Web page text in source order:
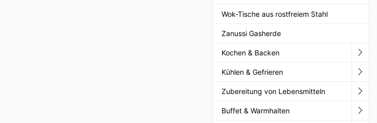
Wok-Tische aus rostfreiem Stahl
Zanussi Gasherde
Kochen & Backen
Kühlen & Gefrieren
Zubereitung von Lebensmitteln
Buffet & Warmhalten